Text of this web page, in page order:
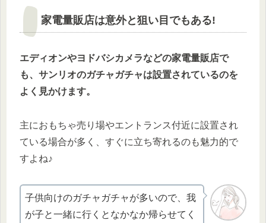
家電量販店は意外と狙い目でもある!
エディオンやヨドバシカメラなどの家電量販店で
も、サンリオのガチャガチャは設置されているのを
よく見かけます。
主におもちゃ売り場やエントランス付近に設置され
ている場合が多く、すぐに立ち寄れるのも魅力的で
すよね♪
子供向けのガチャガチャが多いので、我
が子と一緒に行くとなかなか帰らせてく